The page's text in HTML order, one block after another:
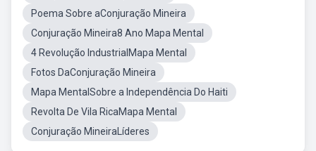
Poema Sobre aConjuração Mineira
Conjuração Mineira8 Ano Mapa Mental
4 Revolução IndustrialMapa Mental
Fotos DaConjuração Mineira
Mapa MentalSobre a Independência Do Haiti
Revolta De Vila RicaMapa Mental
Conjuração MineiraLíderes